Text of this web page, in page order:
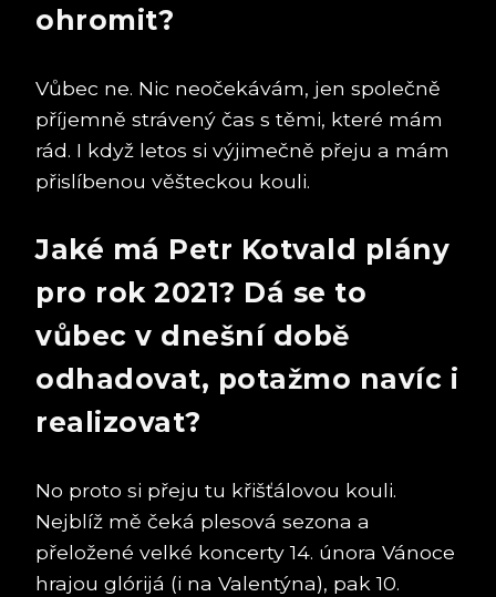
ohromit?
Vůbec ne. Nic neočekávám, jen společně
příjemně strávený čas s těmi, které mám
rád. I když letos si výjimečně přeju a mám
přislíbenou věšteckou kouli.
Jaké má Petr Kotvald plány
pro rok 2021? Dá se to
vůbec v dnešní době
odhadovat, potažmo navíc i
realizovat?
No proto si přeju tu křišťálovou kouli.
Nejblíž mě čeká plesová sezona a
přeložené velké koncerty 14. února Vánoce
hrajou glórijá (i na Valentýna), pak 10.